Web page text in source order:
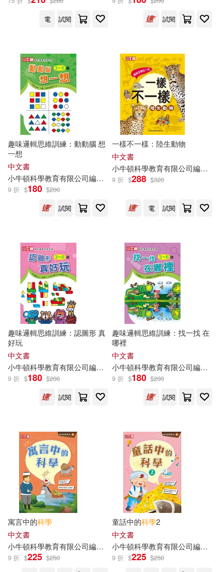
電
試閱
試閱
趣味邏輯思維訓練：動動腦 想
一想
中文書
小牛頓科學教育有限公司編輯 團隊
9 折 $180 $200
試閱
一樣不一樣：陸生動物
中文書
小牛頓科學教育有限公司編輯
9 折 $288 $320
電 試閱
趣味邏輯思維訓練：認圖形 真
好玩
中文書
小牛頓科學教育有限公司編輯 團隊
9 折 $180 $200
試閱
趣味邏輯思維訓練：找一找 在
哪裡
中文書
小牛頓科學教育有限公司編輯
9 折 $180 $200
試閱
寓言中的科學
中文書
小牛頓科學教育有限公司編輯 團隊
9 折 $225 $250
童話中的科學2
中文書
小牛頓科學教育有限公司編輯
9 折 $225 $250